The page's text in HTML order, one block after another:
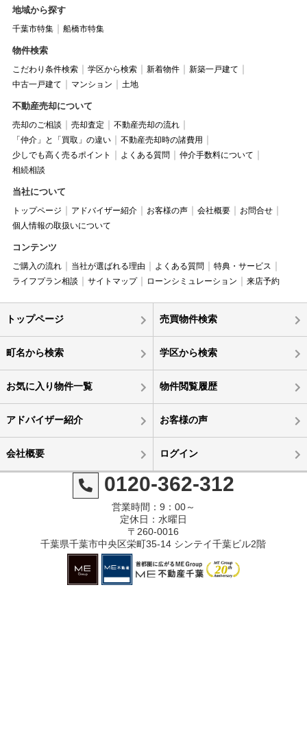
地域から探す
千葉市特集 船橋市特集
物件検索
こだわり条件検索 学区から検索 新着物件
新築一戸建て
中古一戸建て
マンション 土地
不動産売却について
売却のご相談 売却査定
不動産売却の流れ
「仲介」と「買取」の違い
不動産売却時の諸費用
少しでも高く売るポイント
よくある質問
仲介手数料について
相続相談
当社について
トップページ アドバイザー紹介 お客様の声 会社概要
お問合せ
個人情報の取扱いについて
コンテンツ
ご購入の流れ 当社が選ばれる理由 よくある質問
特典・サービス
ライフプラン相談
サイトマップ ローンシミュレーション 来店予約
トップページ 売買物件検索
町名から検索 学区から検索
お気に入り物件一覧 物件閲覧履歴
アドバイザー紹介 お客様の声
会社概要 ログイン
0120-362-312
営業時間：9：00～
定休日：水曜日
〒260-0016
千葉県千葉市中央区栄町35-14 シンテイ千葉ビル2階